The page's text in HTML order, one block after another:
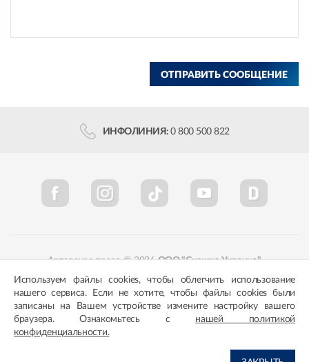
ОТПРАВИТЬ СООБЩЕНИЕ
ИНФОЛИНИЯ: 0 800 500 822
Авторское право © 2026ООО "Снежка-Украина"
Политика конфиденциальности Соответствие цветов
Используем файлы cookies, чтобы облегчить использование
нашего сервиса. Если не хотите, чтобы файлы cookies были
записаны на Вашем устройстве измените настройку вашего
браузера. Ознакомьтесь с нашей политикой
конфиденциальности.